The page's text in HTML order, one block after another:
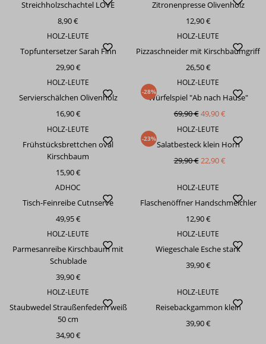
Streichholzschachtel LOVE
8,90 €
Zitronenpresse Olivenholz
12,90 €
HOLZ-LEUTE
Topfuntersetzer Sarah Finn
29,90 €
HOLZ-LEUTE
Pizzaschneider mit Kirschbaumgriff
26,50 €
HOLZ-LEUTE
Servierschälchen Olivenholz
16,90 €
-28%
HOLZ-LEUTE
Würfelspiel "Ab nach Hause"
69,90 €49,90 €
HOLZ-LEUTE
Frühstücksbrettchen oval
Kirschbaum
15,90 €
-23%
HOLZ-LEUTE
Salatbesteck klein Horn
29,90 €22,90 €
ADHOC
Tisch-Feinreibe Cutnserve
49,95 €
HOLZ-LEUTE
Flaschenöffner Handschmeichler
12,90 €
HOLZ-LEUTE
Parmesanreibe Kirschbaum mit
Schublade
39,90 €
HOLZ-LEUTE
Wiegeschale Esche stark
39,90 €
HOLZ-LEUTE
Staubwedel Straußenfedern weiß
50 cm
34,90 €
HOLZ-LEUTE
Reisebackgammon klein
39,90 €